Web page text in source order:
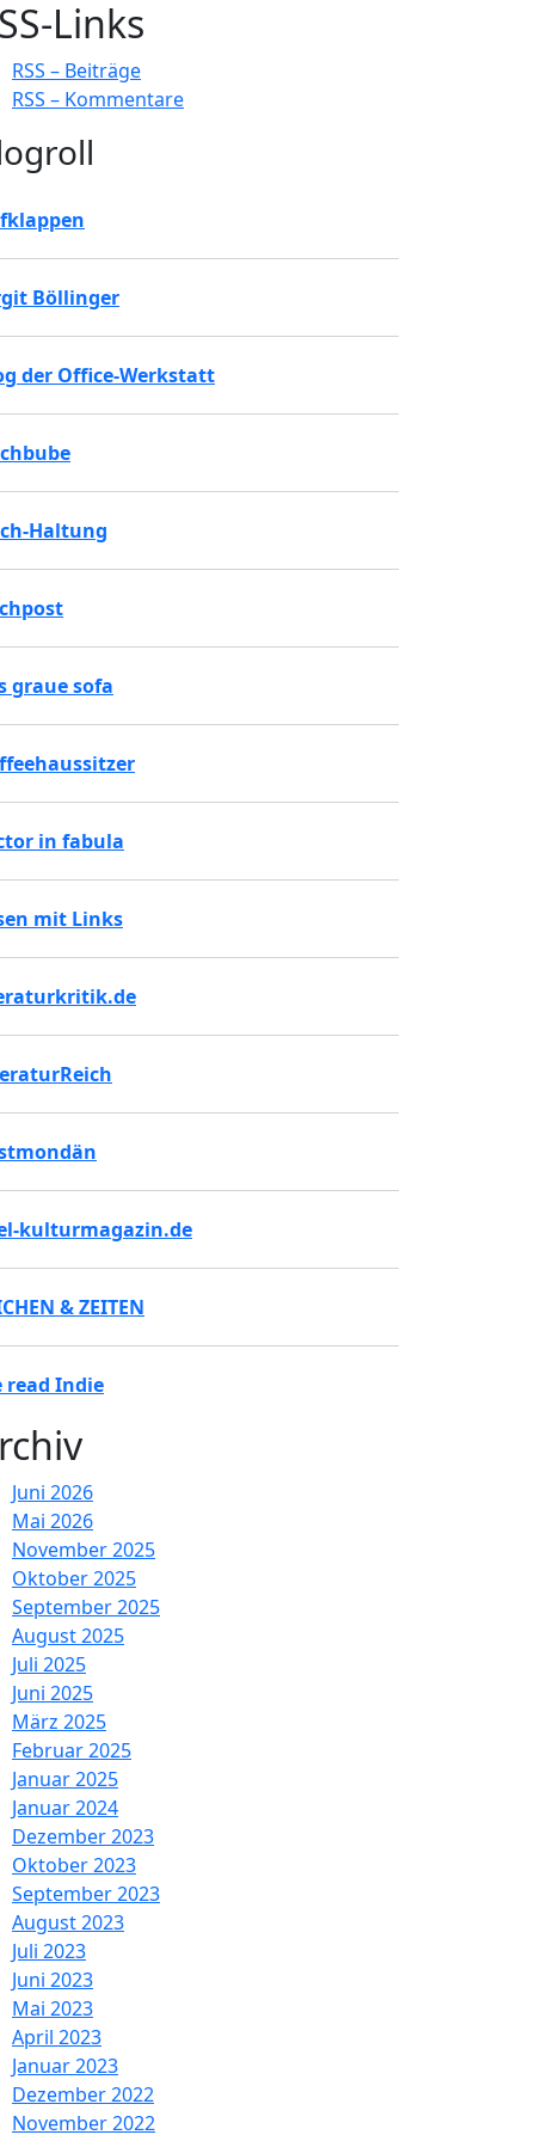
Links
RSS – Beiträge
RSS – Kommentare
Böllinger
der Office-Werkstatt
Haltung
graue sofa
in fabula
mit Links
kulturmagazin.de
& ZEITEN
read Indie
Juni 2026
Mai 2026
November 2025
Oktober 2025
September 2025
August 2025
Juli 2025
Juni 2025
März 2025
Februar 2025
Januar 2025
Januar 2024
Dezember 2023
Oktober 2023
September 2023
August 2023
Juli 2023
Juni 2023
Mai 2023
April 2023
Januar 2023
Dezember 2022
November 2022